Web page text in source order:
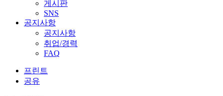
게시판
SNS
공지사항
공지사항
취업/경력
FAQ
프린트
공유